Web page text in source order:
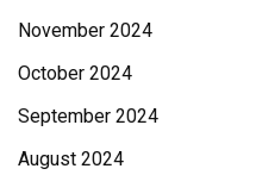
November 2024
October 2024
September 2024
August 2024